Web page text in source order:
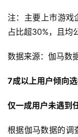
注：主要上市游戏
占比超30%，且均
数据来源：伽马数
7成以上用户倾向
仅一成用户未遇到
根据伽马数据的调